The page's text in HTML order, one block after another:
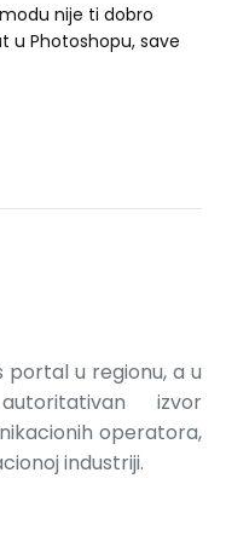
nije ti dobro
u Photoshopu, save
portal u regionu, a u
izvor
operatora,
industriji.